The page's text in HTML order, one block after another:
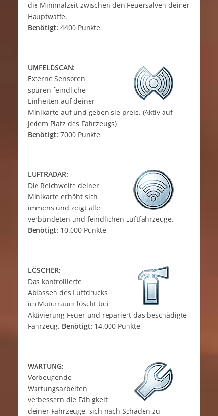
die Minimalzeit zwischen den Feuersalven deiner
Hauptwaffe.
Benötigt: 4400 Punkte
UMFELDSCAN:
Externe Sensoren
spüren feindliche
Einheiten auf deiner
Minikarte auf und geben sie preis. (Aktiv auf
jedem Platz des Fahrzeugs)
Benötigt: 7000 Punkte
LUFTRADAR:
Die Reichweite deiner
Minikarte erhöht sich
immens und zeigt alle
verbündeten und feindlichen Luftfahrzeuge.
Benötigt: 10.000 Punkte
LÖSCHER:
Das kontrollierte
Ablassen des Luftdrucks
im Motorraum löscht bei
Aktivierung Feuer und repariert das beschädigte
Fahrzeug. Benötigt: 14.000 Punkte
WARTUNG:
Vorbeugende
Wartungsarbeiten
verbessern die Fähigkeit
deiner Fahrzeuge, sich nach Schäden zu